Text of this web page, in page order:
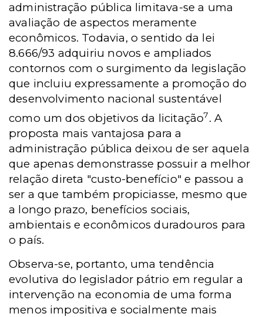
administração pública limitava-se a uma
avaliação de aspectos meramente
econômicos. Todavia, o sentido da lei
8.666/93 adquiriu novos e ampliados
contornos com o surgimento da legislação
que incluiu expressamente a promoção do
desenvolvimento nacional sustentável
como um dos objetivos da licitação7. A
proposta mais vantajosa para a
administração pública deixou de ser aquela
que apenas demonstrasse possuir a melhor
relação direta "custo-benefício" e passou a
ser a que também propiciasse, mesmo que
a longo prazo, benefícios sociais,
ambientais e econômicos duradouros para
o país.
Observa-se, portanto, uma tendência
evolutiva do legislador pátrio em regular a
intervenção na economia de uma forma
menos impositiva e socialmente mais